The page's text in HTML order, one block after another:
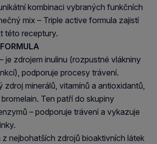
kombinaci vybraných funkčních
mix – Triple active formula zajistí
této receptury.
– je zdrojem inulinu (rozpustné vlákniny
podporuje procesy trávení.
zdroj minerálů, vitamínů a antioxidantů,
Ten patří do skupiny
– podporuje trávení a vykazuje
z nejbohatších zdrojů bioaktivních látek